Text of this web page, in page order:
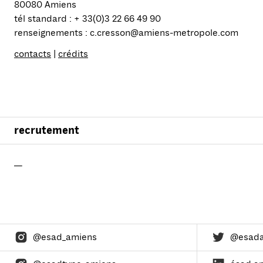
80080 Amiens
tél standard : + 33(0)3 22 66 49 90
renseignements : c.cresson@amiens-metropole.com
contacts | crédits
recrutement
—
@esad_amiens